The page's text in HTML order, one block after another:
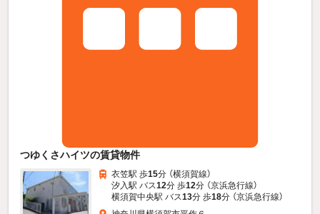
つゆくさハイツの賃貸物件
衣笠駅 歩15分 （横須賀線）
汐入駅 バス12分 歩12分 （京浜急行線）
横須賀中央駅 バス13分 歩18分 （京浜急行線）